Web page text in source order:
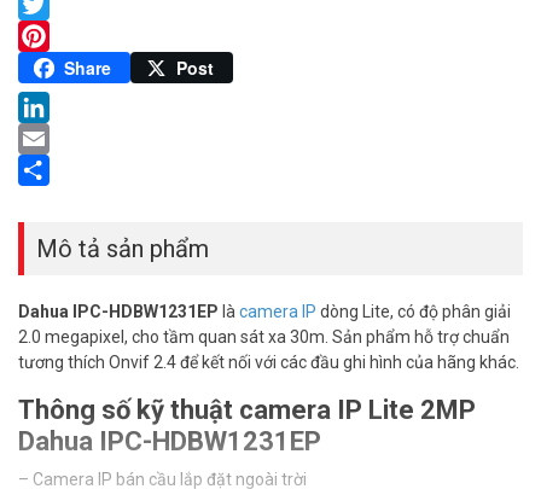
Twitter
Pinterest
Share Post
LinkedIn
Email
Mô tả sản phẩm
Dahua IPC-HDBW1231EP là camera IP dòng Lite, có độ phân giải
2.0 megapixel, cho tầm quan sát xa 30m. Sản phẩm hỗ trợ chuẩn
tương thích Onvif 2.4 để kết nối với các đầu ghi hình của hãng khác.
Thông số kỹ thuật camera IP Lite 2MP
Dahua IPC-HDBW1231EP
– Camera IP bán cầu lắp đặt ngoài trời